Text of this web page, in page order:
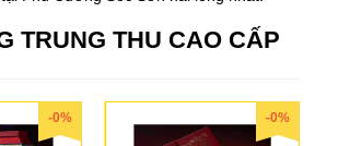
TRUNG THU CAO CẤP
-0% -0%